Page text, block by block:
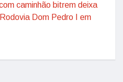
caminhão bitrem deixa
Dom Pedro I em